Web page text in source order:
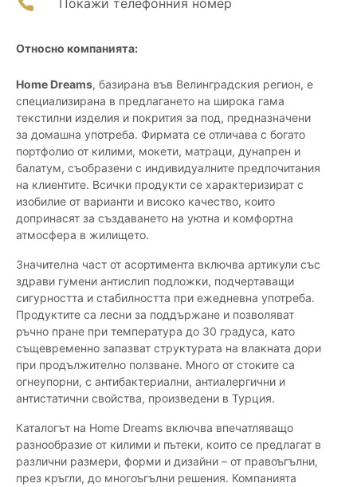
Покажи телефонния номер
Относно компанията:
Home Dreams, базирана във Велинградския регион, е
специализирана в предлагането на широка гама
текстилни изделия и покрития за под, предназначени
за домашна употреба. Фирмата се отличава с богато
портфолио от килими, мокети, матраци, дунапрен и
балатум, съобразени с индивидуалните предпочитания
на клиентите. Всички продукти се характеризират с
изобилие от варианти и високо качество, които
допринасят за създаването на уютна и комфортна
атмосфера в жилището.
Значителна част от асортимента включва артикули със
здрави гумени антислип подложки, подчертаващи
сигурността и стабилността при ежедневна употреба.
Продуктите са лесни за поддържане и позволяват
ръчно пране при температура до 30 градуса, като
същевременно запазват структурата на влакната дори
при продължително ползване. Много от стоките са
огнеупорни, с антибактериални, антиалергични и
антистатични свойства, произведени в Турция.
Каталогът на Home Dreams включва впечатляващо
разнообразие от килими и пътеки, които се предлагат в
различни размери, форми и дизайни – от правоъгълни,
през кръгли, до многоъгълни решения. Компанията